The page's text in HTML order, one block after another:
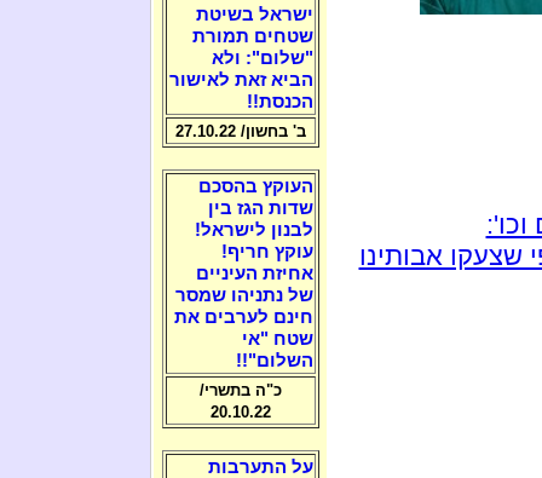
אבותינו
ישראל בשיטת
שטחים תמורת
"שלום": ולא
הביא זאת לאישור
הכנסת!!
ב' בחשון/ 27.10.22
העוקץ בהסכם
שדות הגז בין
לבנון לישראל!
עוקץ חריף!
אחיזת העיניים
של נתניהו שמסר
חינם לערבים את
שטח "אי
השלום"!!
כ"ה בתשרי/
20.10.22
על התערבות